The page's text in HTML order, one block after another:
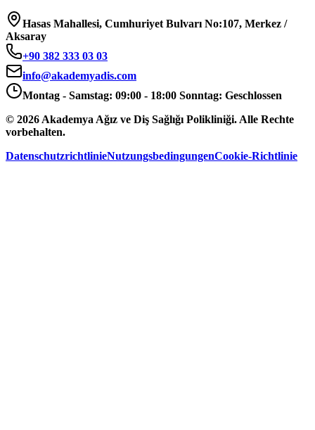
Hasas Mahallesi, Cumhuriyet Bulvarı No:107, Merkez /
Aksaray
+90 382 333 03 03
info@akademyadis.com
Montag - Samstag: 09:00 - 18:00 Sonntag: Geschlossen
© 2026 Akademya Ağız ve Diş Sağlığı Polikliniği. Alle Rechte
vorbehalten.
DatenschutzrichtlinieNutzungsbedingungenCookie-Richtlinie